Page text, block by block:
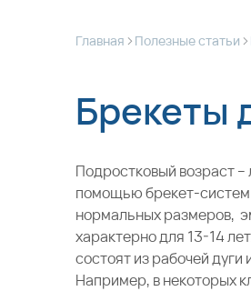
Главная > Полезные статьи >
Брекеты
Подростковый возраст
помощьюбрекет-систем
нормальных размеров,
характерно для 13-14
состоят из рабочей
Например, в некоторых